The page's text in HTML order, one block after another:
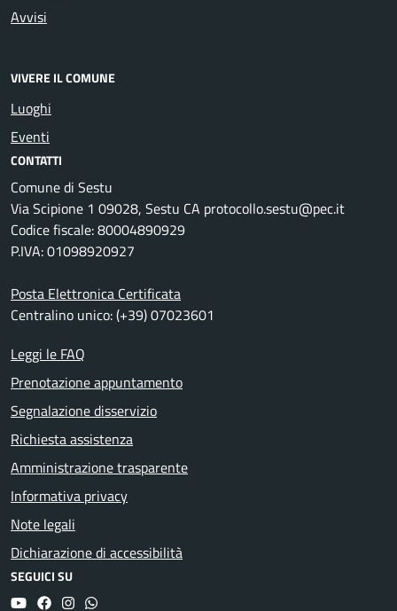
Avvisi
VIVERE IL COMUNE
Luoghi
Eventi
CONTATTI
Comune di Sestu
Via Scipione 1 09028, Sestu CA protocollo.sestu@pec.it
Codice fiscale: 80004890929
P.IVA: 01098920927
Posta Elettronica Certificata
Centralino unico: (+39) 07023601
Leggi le FAQ
Prenotazione appuntamento
Segnalazione disservizio
Richiesta assistenza
Amministrazione trasparente
Informativa privacy
Note legali
Dichiarazione di accessibilità
SEGUICI SU
YouTubeFacebookInstagram
Whatsapp